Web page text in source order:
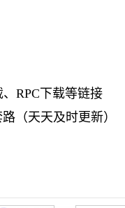
RPC下载等链接
（天天及时更新）